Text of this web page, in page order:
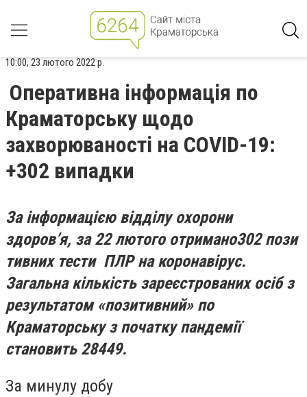
10:00, 23 лютого 2022 р.
Оперативна інформація по
Краматорську щодо
захворюваності на COVID-19:
+302 випадки
За інформацією відділу охорони
здоров’я, за 22 лютого отримано302 пози
тивних тести ПЛР на коронавірус.
Загальна кількість зареєстрованих осіб з
результатом «позитивний» по
Краматорську з початку пандемії
становить 28449.
За минулу добу